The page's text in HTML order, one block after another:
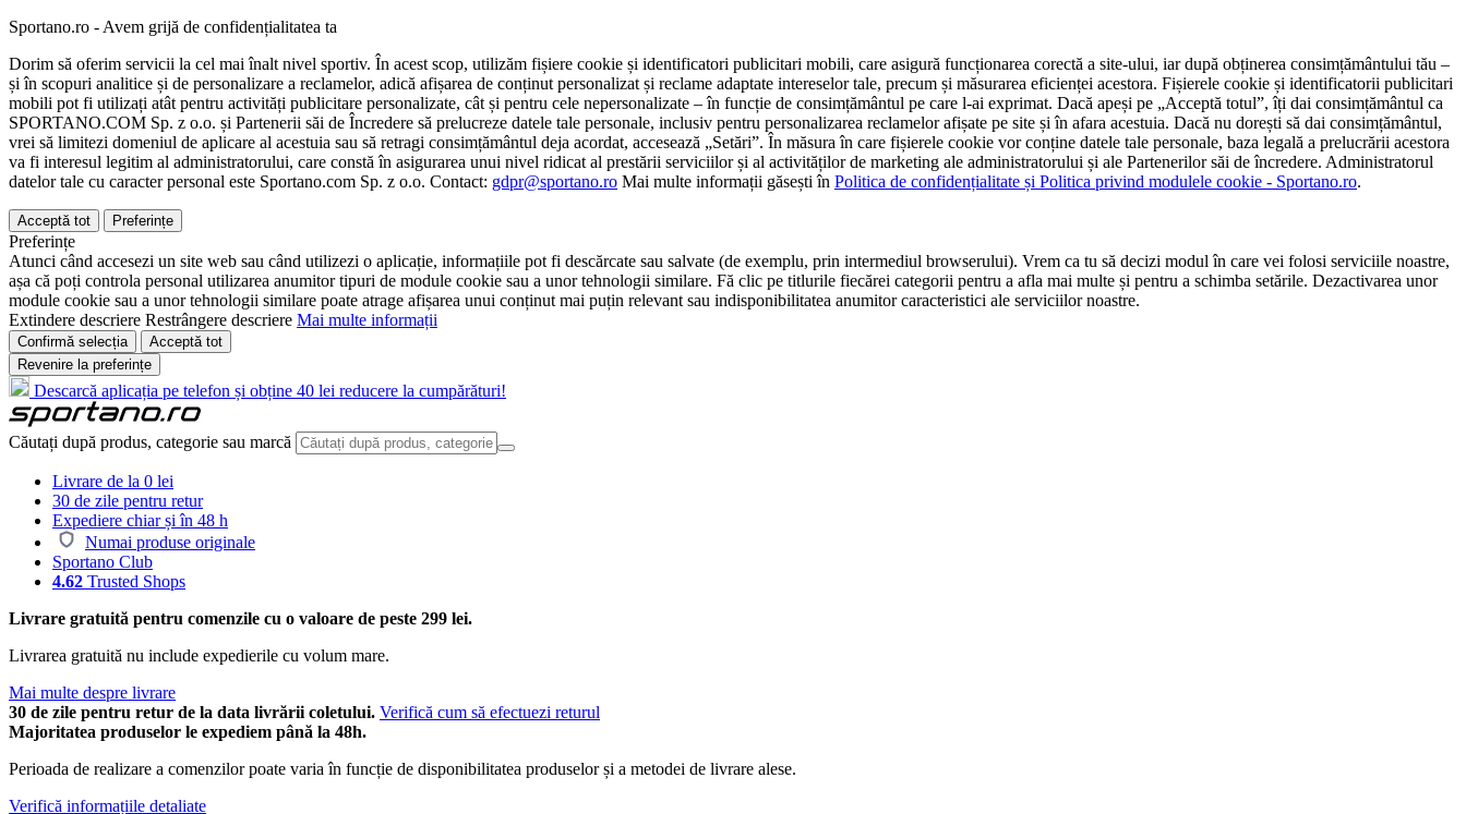
Sportano.ro - Avem grijă de confidențialitatea ta
Dorim să oferim servicii la cel mai înalt nivel sportiv. În acest scop, utilizăm fișiere cookie și identificatori publicitari mobili, care asigură funcționarea corectă a site-ului, iar după obținerea consimțământului tău –
și în scopuri analitice și de personalizare a reclamelor, adică afișarea de conținut personalizat și reclame adaptate intereselor tale, precum și măsurarea eficienței acestora. Fișierele cookie și identificatorii publicitari
mobili pot fi utilizați atât pentru activități publicitare personalizate, cât și pentru cele nepersonalizate – în funcție de consimțământul pe care l-ai exprimat. Dacă apeși pe „Acceptă totul”, îți dai consimțământul ca
SPORTANO.COM Sp. z o.o. și Partenerii săi de Încredere să prelucreze datele tale personale, inclusiv pentru personalizarea reclamelor afișate pe site și în afara acestuia. Dacă nu dorești să dai consimțământul,
vrei să limitezi domeniul de aplicare al acestuia sau să retragi consimțământul deja acordat, accesează „Setări”. În măsura în care fișierele cookie vor conține datele tale personale, baza legală a prelucrării acestora
va fi interesul legitim al administratorului, care constă în asigurarea unui nivel ridicat al prestării serviciilor și al activităților de marketing ale administratorului și ale Partenerilor săi de încredere. Administratorul
datelor tale cu caracter personal este Sportano.com Sp. z o.o. Contact: gdpr@sportano.ro Mai multe informații găsești în Politica de confidențialitate și Politica privind modulele cookie - Sportano.ro.
Acceptă tot Preferințe
Preferințe
Atunci când accesezi un site web sau când utilizezi o aplicație, informațiile pot fi descărcate sau salvate (de exemplu, prin intermediul browserului). Vrem ca tu să decizi modul în care vei folosi serviciile noastre,
așa că poți controla personal utilizarea anumitor tipuri de module cookie sau a unor tehnologii similare. Fă clic pe titlurile fiecărei categorii pentru a afla mai multe și pentru a schimba setările. Dezactivarea unor
module cookie sau a unor tehnologii similare poate atrage afișarea unui conținut mai puțin relevant sau indisponibilitatea anumitor caracteristici ale serviciilor noastre.
Extindere descriere Restrângere descriere Mai multe informații
Confirmă selecția
Acceptă tot
Revenire la preferințe
Descarcă aplicația pe telefon și obține 40 lei reducere la cumpărături!
Căutați după produs, categorie sau marcă
Livrare de la 0 lei
30 de zile pentru retur
Expediere chiar și în 48 h
Numai produse originale
Sportano Club
4.62 Trusted Shops
Livrare gratuită pentru comenzile cu o valoare de peste 299 lei.
Livrarea gratuită nu include expedierile cu volum mare.
Mai multe despre livrare
30 de zile pentru retur de la data livrării coletului. Verifică cum să efectuezi returul
Majoritatea produselor le expediem până la 48h.
Perioada de realizare a comenzilor poate varia în funcție de disponibilitatea produselor și a metodei de livrare alese.
Verifică informațiile detaliate